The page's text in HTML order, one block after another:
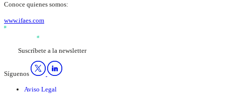
Conoce quienes somos:
www.ifaes.com
Suscríbete a la newsletter
Síguenos
Aviso Legal